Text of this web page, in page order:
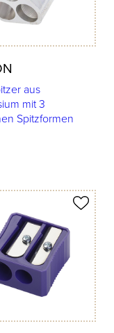
aus
mit 3
Spitzformen